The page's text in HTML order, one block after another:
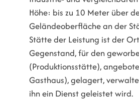
Höhe: bis zu 10 Meter über
Geländeoberfläche an der
Stätte der Leistung ist der
Gegenstand, für den
(Produktionsstätte),
Gasthaus), gelagert,
ihn ein Dienst geleistet wird.